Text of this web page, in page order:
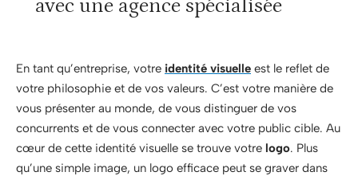
avec une agence spécialisée
En tant qu’entreprise, votre identité visuelle est le reflet de
votre philosophie et de vos valeurs. C’est votre manière de
vous présenter au monde, de vous distinguer de vos
concurrents et de vous connecter avec votre public cible. Au
cœur de cette identité visuelle se trouve votre logo. Plus
qu’une simple image, un logo efficace peut se graver dans